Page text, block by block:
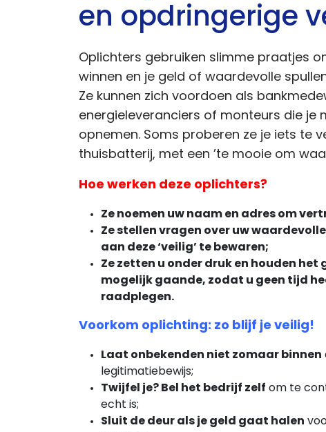
en opdringerige
Oplichters gebruiken slimme praatjes
winnen en je geld of waardevolle
Ze kunnen zich voordoen als
energieleveranciers of monteurs die je
opnemen. Soms proberen ze je iets te
thuisbatterij, met een ’te mooie om
Hoe werken deze oplichters?
Ze noemen uw naam en adres om
Ze stellen vragen over uw
aan deze ‘veilig’ te bewaren;
Ze zetten u onder druk en houden het
mogelijk gaande, zodat u geen tijd
raadplegen.
Voorkom oplichting: zo blijf je veilig!
Laat onbekenden niet zomaar binnen
legitimatiebewijs;
Twijfel je? Bel het bedrijf zelf om te
echt is;
Sluit de deur als je geld gaat halen